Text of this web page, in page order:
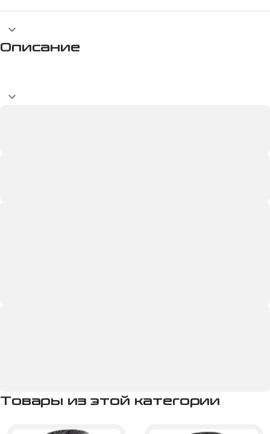
Описание
Товары из этой категории